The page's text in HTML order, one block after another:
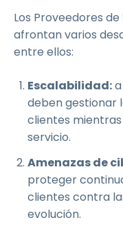
Los Proveedores
afrontan varios
entre ellos:
Escalabilidad:
deben gestionar
clientes
servicio.
Amenazas de
proteger
clientes contra
evolución.